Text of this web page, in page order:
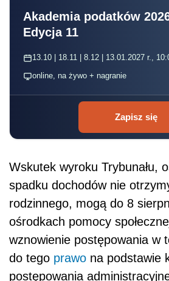
Akademia podatków
Edycja 11
13.10 | 18.11 | 8.12 | 13.01.2027 r.,
online, na żywo + nagranie
Zapisz się
Wskutek wyroku Trybunału,
spadku dochodów nie
rodzinnego, mogą do 8
ośrodkach pomocy
wznowienie postępowania w
do tego prawo na podstawie
postępowania